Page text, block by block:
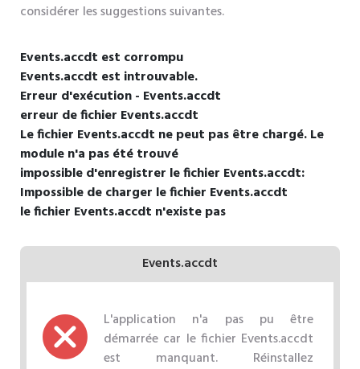
considérer les suggestions suivantes.
Events.accdt est corrompu
Events.accdt est introuvable.
Erreur d'exécution - Events.accdt
erreur de fichier Events.accdt
Le fichier Events.accdt ne peut pas être chargé. Le
module n'a pas été trouvé
impossible d'enregistrer le fichier Events.accdt:
Impossible de charger le fichier Events.accdt
le fichier Events.accdt n'existe pas
Events.accdt
L'application n'a pas pu être
démarrée car le fichier Events.accdt
est manquant. Réinstallez